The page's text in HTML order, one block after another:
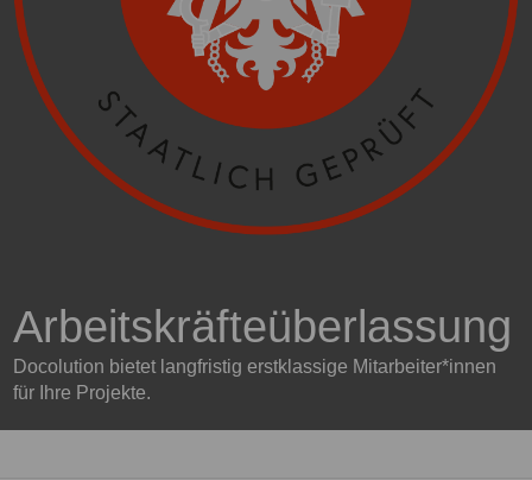
Arbeitskräfteüberlassung
Docolution bietet langfristig erstklassige Mitarbeiter*innen
für Ihre Projekte.